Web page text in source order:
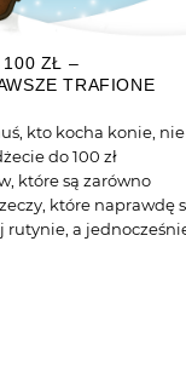
100 ZŁ –
TRAFIONE
kto kocha konie, nie
do 100 zł
które są zarówno
które naprawdę
rutynie, a